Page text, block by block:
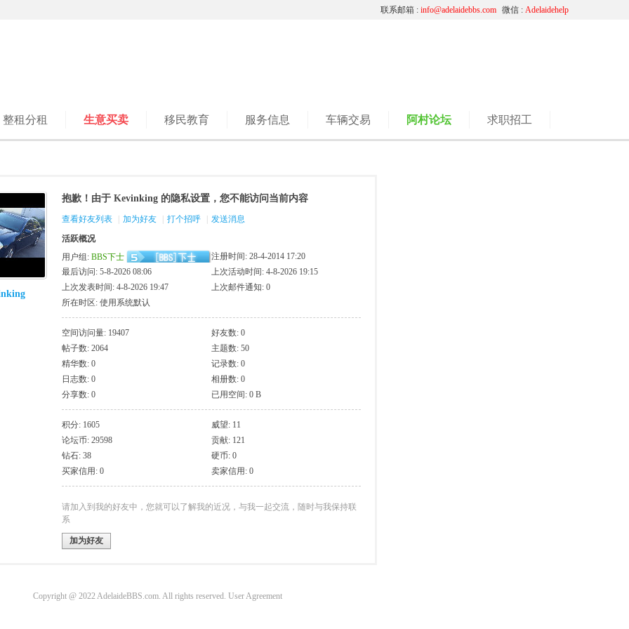
微信 : Adelaidehelp
联系邮箱 : info@adelaidebbs.com
整租分租 生意买卖 移民教育 服务信息 车辆交易 阿村论坛 求职招工
抱歉！由于 Kevinking 的隐私设置，您不能访问当前内容
查看好友列表 加为好友 打个招呼
发送消息
活跃概况
用户组: BBS下士
注册时间: 28-4-2014 17:20
最后访问: 5-8-2026 08:06
上次活动时间: 4-8-2026 19:15
上次发表时间: 4-8-2026 19:47
上次邮件通知: 0
所在时区: 使用系统默认
空间访问量: 19407
好友数: 0
帖子数: 2064
主题数: 50
精华数: 0
记录数: 0
日志数: 0
相册数: 0
分享数: 0
已用空间: 0 B
积分: 1605
威望: 11
论坛币: 29598
贡献: 121
钻石: 38
硬币: 0
买家信用: 0
卖家信用: 0
请加入到我的好友中，您就可以了解我的近况，与我一起交流，随时与我保持联
系
加为好友
Copyright @ 2022 AdelaideBBS.com. All rights reserved. User Agreement